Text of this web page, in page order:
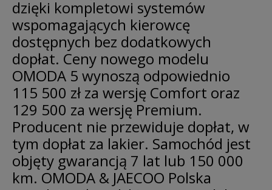
dzięki kompletowi systemów
wspomagających kierowcę
dostępnych bez dodatkowych
dopłat. Ceny nowego modelu
OMODA 5 wynoszą odpowiednio
115 500 zł za wersję Comfort oraz
129 500 za wersję Premium.
Producent nie przewiduje dopłat, w
tym dopłat za lakier. Samochód jest
objęty gwarancją 7 lat lub 150 000
km. OMODA & JAECOO Polska